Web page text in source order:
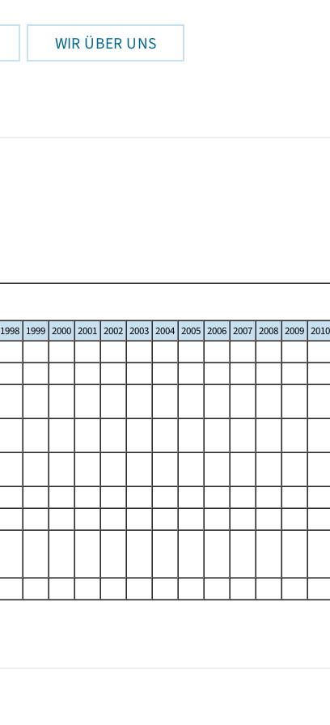
WIR ÜBER UNS
1998 1999 2000 2001 2002 2003 2004 2005 2006 2007 2008 2009 2010